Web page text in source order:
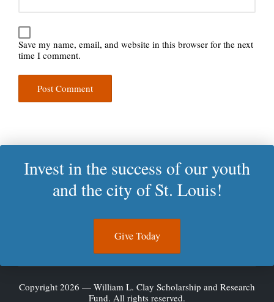
Save my name, email, and website in this browser for the next
time I comment.
Invest in the success of our youth
and the city of St. Louis!
Give Today
Copyright 2026 — William L. Clay Scholarship and Research
Fund. All rights reserved.